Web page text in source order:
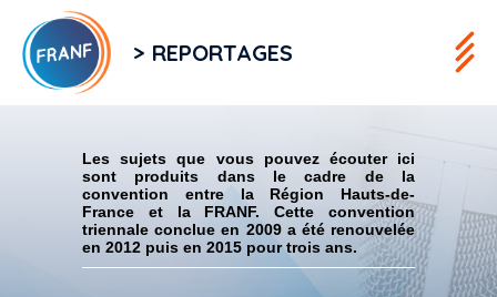
> REPORTAGES
Les sujets que vous pouvez écouter ici
sont produits dans le cadre de la
convention entre la Région Hauts-de-
France et la FRANF. Cette convention
triennale conclue en 2009 a été renouvelée
en 2012 puis en 2015 pour trois ans.